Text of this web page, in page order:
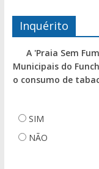
Inquérito
A 'Praia Sem
Municipais do
o consumo de
SIM
NÃO